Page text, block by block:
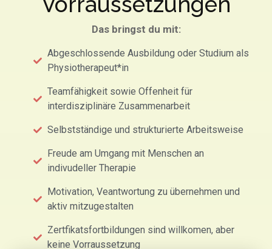
Das bringst du mit:
Abgeschlossende Ausbildung oder Studium als
Physiotherapeut*in
Teamfähigkeit sowie Offenheit für
interdisziplinäre Zusammenarbeit
Selbstständige und strukturierte Arbeitsweise
Freude am Umgang mit Menschen an
indivudeller Therapie
Motivation, Veantwortung zu übernehmen und
aktiv mitzugestalten
Zertfikatsfortbildungen sind willkomen, aber
keine Vorraussetzung